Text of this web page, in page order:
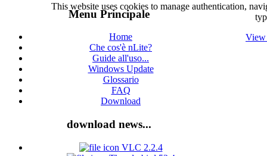
This website uses cookies to manage authentication,
View
Menu Principale
Home
Che cos'è nLite?
Guide all'uso...
Windows Update
Glossario
FAQ
Download
download news...
VLC 2.2.4